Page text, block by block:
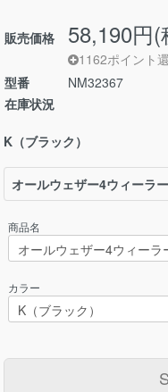
販売価格 58,190円(
1162ポイント
型番
NM32367
在庫状況
K（ブラック）
オールウェザー4ウィーラ
商品名
カラー